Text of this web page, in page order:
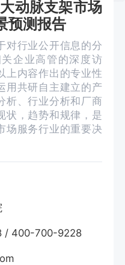
动脉支架市场
预测报告
对行业公开信息的分
企业高管的深度访
上内容作出的专业性
用共研自主建立的产
析、行业分析和厂商
状，趋势和规律，是
场服务行业的重要决
/ 400-700-9228